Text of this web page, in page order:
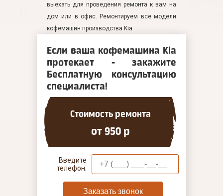
выехать для проведения ремонта к вам на
дом или в офис. Ремонтируем все модели
кофемашин производства Kia.
Если ваша кофемашина Kia
протекает - закажите
Бесплатную консультацию
специалиста!
Стоимость ремонта
от 950 р
Введите
телефон:
Заказать звонок